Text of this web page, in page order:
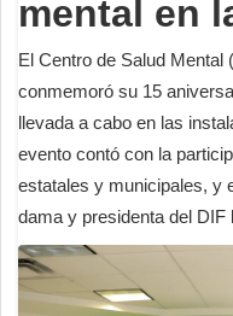
mental en
El Centro de Salud Mental
conmemoró su 15
llevada a cabo en las
evento contó con la
estatales y municipales, y
dama y presidenta del DIF